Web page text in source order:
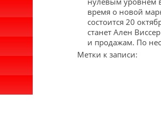
время о новой
состоится 20
станет Ален
и продажам. По
Метки к записи: